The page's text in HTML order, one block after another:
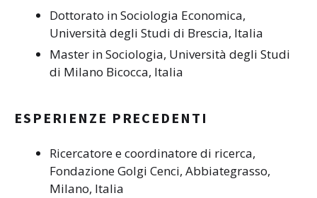
Dottorato in Sociologia Economica,
Università degli Studi di Brescia, Italia
Master in Sociologia, Università degli Studi
di Milano Bicocca, Italia
ESPERIENZE PRECEDENTI
Ricercatore e coordinatore di ricerca,
Fondazione Golgi Cenci, Abbiategrasso,
Milano, Italia